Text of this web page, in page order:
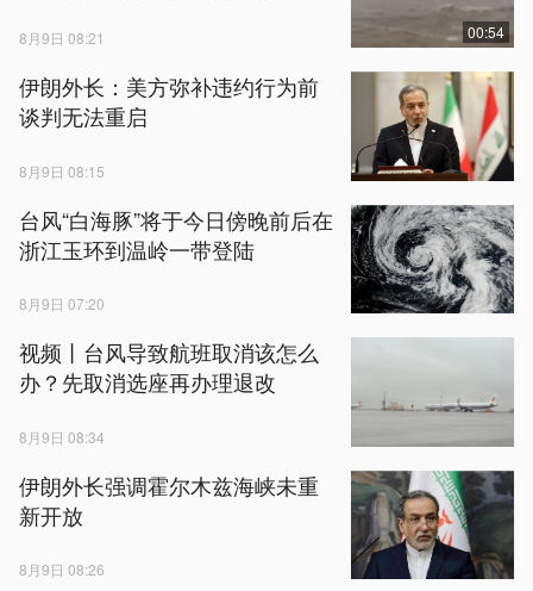
8月9日 08:21 00:54
伊朗外长：美方弥补违约行为前
谈判无法重启
8月9日 08:15
台风“白海豚”将于今日傍晚前后在
浙江玉环到温岭一带登陆
8月9日 07:20
视频丨台风导致航班取消该怎么
办？先取消选座再办理退改
8月9日 08:34
伊朗外长强调霍尔木兹海峡未重
新开放
8月9日 08:26